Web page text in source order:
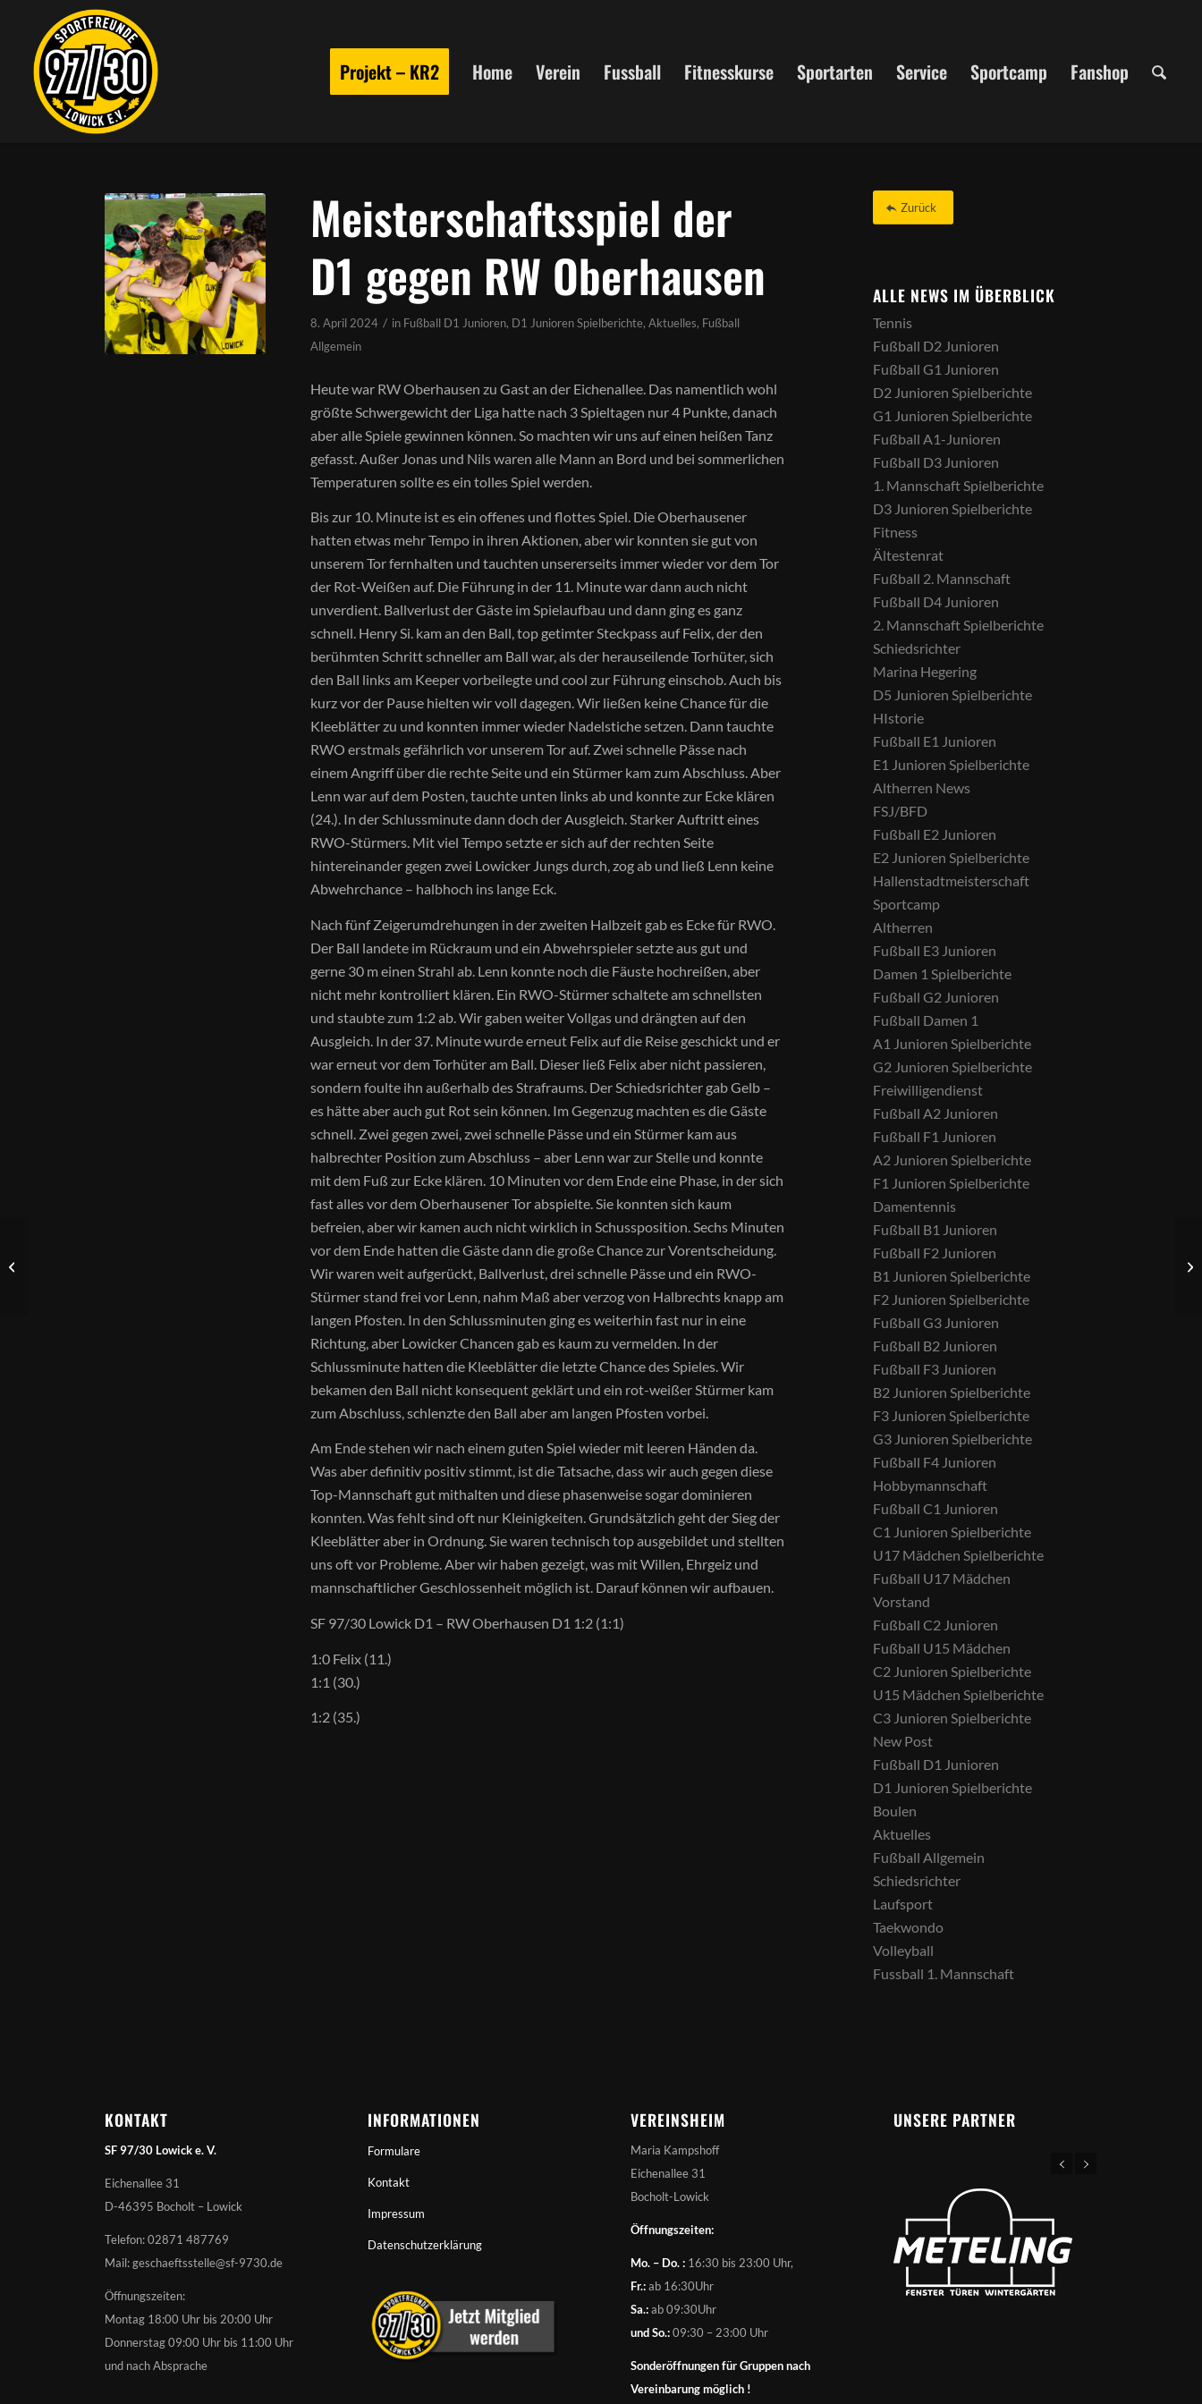
Projekt – KR2 Home Verein Fussball Fitnesskurse Sportarten Service Sportcamp Fanshop
Meisterschaftsspiel der
D1 gegen RW Oberhausen
8. April 2024 / in Fußball D1 Junioren, D1 Junioren Spielberichte,Aktuelles, Fußball
Allgemein
Heute war RW Oberhausen zu Gast an der Eichenallee. Das namentlich wohl
größte Schwergewicht der Liga hatte nach 3 Spieltagen nur 4 Punkte, danach
aber alle Spiele gewinnen können. So machten wir uns auf einen heißen Tanz
gefasst. Außer Jonas und Nils waren alle Mann an Bord und bei sommerlichen
Temperaturen sollte es ein tolles Spiel werden.
Bis zur 10. Minute ist es ein offenes und flottes Spiel. Die Oberhausener
hatten etwas mehr Tempo in ihren Aktionen, aber wir konnten sie gut von
unserem Tor fernhalten und tauchten unsererseits immer wieder vor dem Tor
der Rot-Weißen auf. Die Führung in der 11. Minute war dann auch nicht
unverdient. Ballverlust der Gäste im Spielaufbau und dann ging es ganz
schnell. Henry Si. kam an den Ball, top getimter Steckpass auf Felix, der den
berühmten Schritt schneller am Ball war, als der herauseilende Torhüter, sich
den Ball links am Keeper vorbeilegte und cool zur Führung einschob. Auch bis
kurz vor der Pause hielten wir voll dagegen. Wir ließen keine Chance für die
Kleeblätter zu und konnten immer wieder Nadelstiche setzen. Dann tauchte
RWO erstmals gefährlich vor unserem Tor auf. Zwei schnelle Pässe nach
einem Angriff über die rechte Seite und ein Stürmer kam zum Abschluss. Aber
Lenn war auf dem Posten, tauchte unten links ab und konnte zur Ecke klären
(24.). In der Schlussminute dann doch der Ausgleich. Starker Auftritt eines
RWO-Stürmers. Mit viel Tempo setzte er sich auf der rechten Seite
hintereinander gegen zwei Lowicker Jungs durch, zog ab und ließ Lenn keine
Abwehrchance – halbhoch ins lange Eck.
Nach fünf Zeigerumdrehungen in der zweiten Halbzeit gab es Ecke für RWO.
Der Ball landete im Rückraum und ein Abwehrspieler setzte aus gut und
gerne 30 m einen Strahl ab. Lenn konnte noch die Fäuste hochreißen, aber
nicht mehr kontrolliert klären. Ein RWO-Stürmer schaltete am schnellsten
und staubte zum 1:2 ab. Wir gaben weiter Vollgas und drängten auf den
Ausgleich. In der 37. Minute wurde erneut Felix auf die Reise geschickt und er
war erneut vor dem Torhüter am Ball. Dieser ließ Felix aber nicht passieren,
sondern foulte ihn außerhalb des Strafraums. Der Schiedsrichter gab Gelb –
es hätte aber auch gut Rot sein können. Im Gegenzug machten es die Gäste
schnell. Zwei gegen zwei, zwei schnelle Pässe und ein Stürmer kam aus
halbrechter Position zum Abschluss – aber Lenn war zur Stelle und konnte
mit dem Fuß zur Ecke klären. 10 Minuten vor dem Ende eine Phase, in der sich
fast alles vor dem Oberhausener Tor abspielte. Sie konnten sich kaum
befreien, aber wir kamen auch nicht wirklich in Schussposition. Sechs Minuten
vor dem Ende hatten die Gäste dann die große Chance zur Vorentscheidung.
Wir waren weit aufgerückt, Ballverlust, drei schnelle Pässe und ein RWO-
Stürmer stand frei vor Lenn, nahm Maß aber verzog von Halbrechts knapp am
langen Pfosten. In den Schlussminuten ging es weiterhin fast nur in eine
Richtung, aber Lowicker Chancen gab es kaum zu vermelden. In der
Schlussminute hatten die Kleeblätter die letzte Chance des Spieles. Wir
bekamen den Ball nicht konsequent geklärt und ein rot-weißer Stürmer kam
zum Abschluss, schlenzte den Ball aber am langen Pfosten vorbei.
Am Ende stehen wir nach einem guten Spiel wieder mit leeren Händen da.
Was aber definitiv positiv stimmt, ist die Tatsache, dass wir auch gegen diese
Top-Mannschaft gut mithalten und diese phasenweise sogar dominieren
konnten. Was fehlt sind oft nur Kleinigkeiten. Grundsätzlich geht der Sieg der
Kleeblätter aber in Ordnung. Sie waren technisch top ausgebildet und stellten
uns oft vor Probleme. Aber wir haben gezeigt, was mit Willen, Ehrgeiz und
mannschaftlicher Geschlossenheit möglich ist. Darauf können wir aufbauen.
SF 97/30 Lowick D1 – RW Oberhausen D1 1:2 (1:1)
1:0 Felix (11.)
1:1 (30.)
1:2 (35.)
Zurück
ALLE NEWS IM ÜBERBLICK
Tennis
Fußball D2 Junioren
Fußball G1 Junioren
D2 Junioren Spielberichte
G1 Junioren Spielberichte
Fußball A1-Junioren
Fußball D3 Junioren
1. Mannschaft Spielberichte
D3 Junioren Spielberichte
Fitness
Ältestenrat
Fußball 2. Mannschaft
Fußball D4 Junioren
2. Mannschaft Spielberichte
Schiedsrichter
Marina Hegering
D5 Junioren Spielberichte
HIstorie
Fußball E1 Junioren
E1 Junioren Spielberichte
Altherren News
FSJ/BFD
Fußball E2 Junioren
E2 Junioren Spielberichte
Hallenstadtmeisterschaft
Sportcamp
Altherren
Fußball E3 Junioren
Damen 1 Spielberichte
Fußball G2 Junioren
Fußball Damen 1
A1 Junioren Spielberichte
G2 Junioren Spielberichte
Freiwilligendienst
Fußball A2 Junioren
Fußball F1 Junioren
A2 Junioren Spielberichte
F1 Junioren Spielberichte
Damentennis
Fußball B1 Junioren
Fußball F2 Junioren
B1 Junioren Spielberichte
F2 Junioren Spielberichte
Fußball G3 Junioren
Fußball B2 Junioren
Fußball F3 Junioren
B2 Junioren Spielberichte
F3 Junioren Spielberichte
G3 Junioren Spielberichte
Fußball F4 Junioren
Hobbymannschaft
Fußball C1 Junioren
C1 Junioren Spielberichte
U17 Mädchen Spielberichte
Fußball U17 Mädchen
Vorstand
Fußball C2 Junioren
Fußball U15 Mädchen
C2 Junioren Spielberichte
U15 Mädchen Spielberichte
C3 Junioren Spielberichte
New Post
Fußball D1 Junioren
D1 Junioren Spielberichte
Boulen
Aktuelles
Fußball Allgemein
Schiedsrichter
Laufsport
Taekwondo
Volleyball
Fussball 1. Mannschaft
KONTAKT
SF 97/30 Lowick e. V.
Eichenallee 31
D-46395 Bocholt – Lowick
Telefon: 02871 487769
Mail: geschaeftsstelle@sf-9730.de
Öffnungszeiten:
Montag 18:00 Uhr bis 20:00 Uhr
Donnerstag 09:00 Uhr bis 11:00 Uhr
und nach Absprache
INFORMATIONEN
Formulare
Kontakt
Impressum
Datenschutzerklärung
VEREINSHEIM
Maria Kampshoff
Eichenallee 31
Bocholt-Lowick
Öffnungszeiten:
Mo. – Do. : 16:30 bis 23:00 Uhr,
Fr.:ab 16:30Uhr
Sa.:ab 09:30Uhr
und So.:09:30 – 23:00 Uhr
Sonderöffnungen für Gruppen nach
Vereinbarung möglich !
UNSERE PARTNER